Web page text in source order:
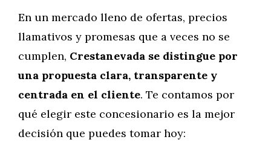
En un mercado lleno de ofertas, precios
llamativos y promesas que a veces no se
cumplen, Crestanevada se distingue por
una propuesta clara, transparente y
centrada en el cliente. Te contamos por
qué elegir este concesionario es la mejor
decisión que puedes tomar hoy: